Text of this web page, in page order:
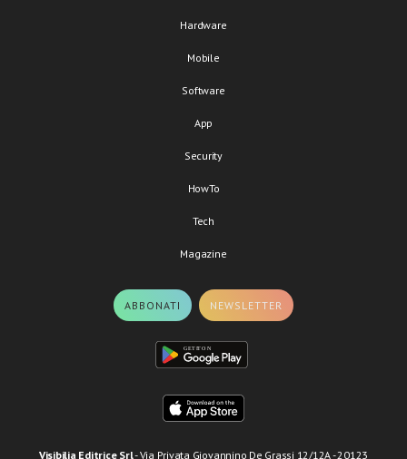
Hardware
Mobile
Software
App
Security
HowTo
Tech
Magazine
ABBONATI NEWSLETTER
Visibilia Editrice Srl- Via Privata Giovannino De Grassi 12/12A - 20123